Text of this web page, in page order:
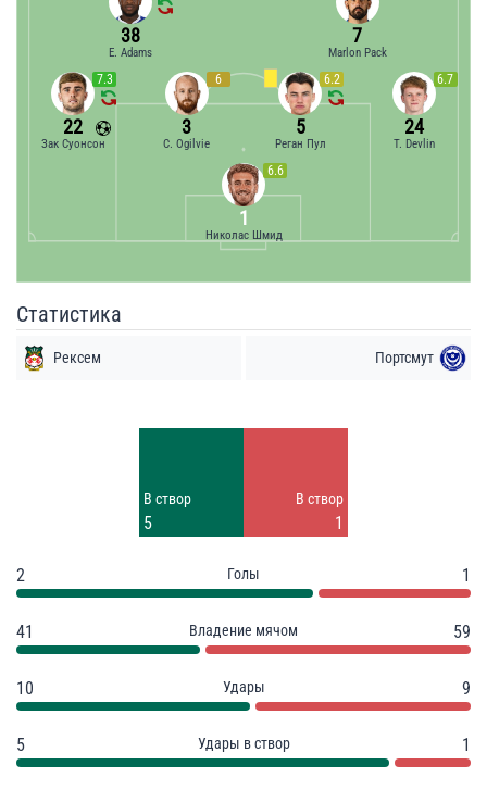
6.6
1
Николас Шмид
7.3
22
Зак Суонсон
6
3
C. Ogilvie
6.2
5
Реган Пул
6.7
24
T. Devlin
38
E. Adams
7
Marlon Pack
Статистика
Рексем Портсмут
В створ
5
В створ
1
2 Голы 1
41 Владение мячом 59
10 Удары 9
5 Удары в створ 1